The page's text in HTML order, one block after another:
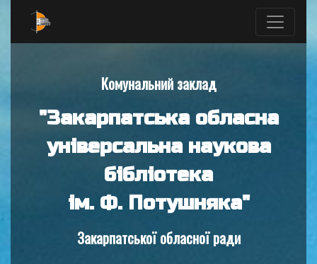
Комунальний заклад
"Закарпатська обласна
універсальна наукова
бібліотека
ім. Ф. Потушняка"
Закарпатської обласної ради